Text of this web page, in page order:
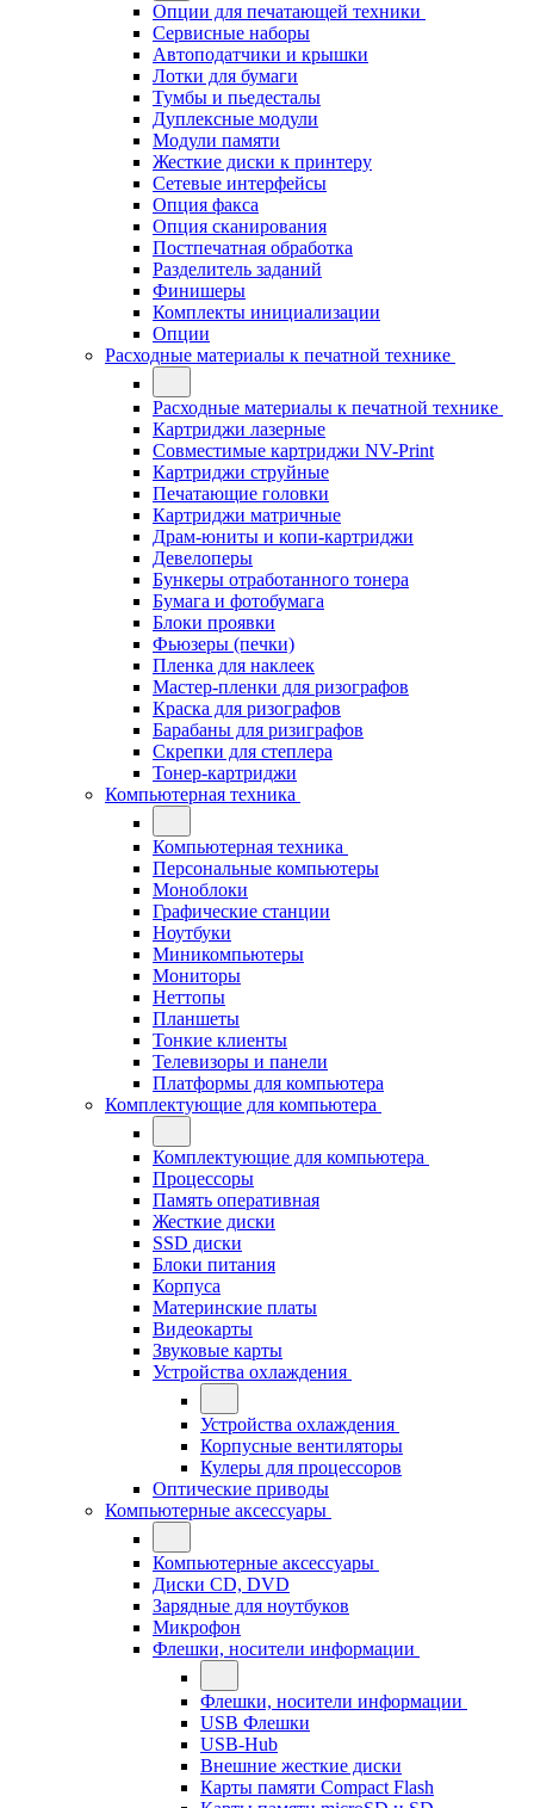
Опции для печатающей техники
Сервисные наборы
Автоподатчики и крышки
Лотки для бумаги
Тумбы и пьедесталы
Дуплексные модули
Модули памяти
Жесткие диски к принтеру
Сетевые интерфейсы
Опция факса
Опция сканирования
Постпечатная обработка
Разделитель заданий
Финишеры
Комплекты инициализации
Опции
Расходные материалы к печатной технике
Расходные материалы к печатной технике
Картриджи лазерные
Совместимые картриджи NV-Print
Картриджи струйные
Печатающие головки
Картриджи матричные
Драм-юниты и копи-картриджи
Девелоперы
Бункеры отработанного тонера
Бумага и фотобумага
Блоки проявки
Фьюзеры (печки)
Пленка для наклеек
Мастер-пленки для ризографов
Краска для ризографов
Барабаны для ризиграфов
Скрепки для степлера
Тонер-картриджи
Компьютерная техника
Компьютерная техника
Персональные компьютеры
Моноблоки
Графические станции
Ноутбуки
Миникомпьютеры
Мониторы
Неттопы
Планшеты
Тонкие клиенты
Телевизоры и панели
Платформы для компьютера
Комплектующие для компьютера
Комплектующие для компьютера
Процессоры
Память оперативная
Жесткие диски
SSD диски
Блоки питания
Корпуса
Материнские платы
Видеокарты
Звуковые карты
Устройства охлаждения
Устройства охлаждения
Корпусные вентиляторы
Кулеры для процессоров
Оптические приводы
Компьютерные аксессуары
Компьютерные аксессуары
Диски CD, DVD
Зарядные для ноутбуков
Микрофон
Флешки, носители информации
Флешки, носители информации
USB Флешки
USB-Hub
Внешние жесткие диски
Карты памяти Compact Flash